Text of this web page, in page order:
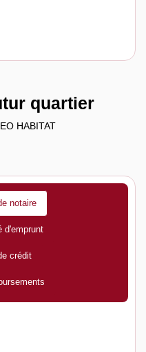
quartier
HABITAT
notaire
d'emprunt
crédit